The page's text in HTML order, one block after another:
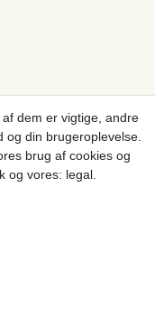
dem er vigtige, andre
din brugeroplevelse.
brug af cookies og
og vores: legal.